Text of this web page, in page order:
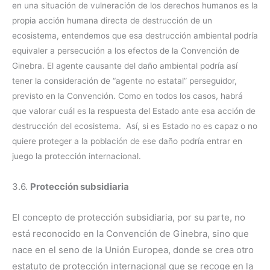
en una situación de vulneración de los derechos humanos es la
propia acción humana directa de destrucción de un
ecosistema, entendemos que esa destrucción ambiental podría
equivaler a persecución a los efectos de la Convención de
Ginebra. El agente causante del daño ambiental podría así
tener la consideración de “agente no estatal” perseguidor,
previsto en la Convención. Como en todos los casos, habrá
que valorar cuál es la respuesta del Estado ante esa acción de
destrucción del ecosistema. Así, si es Estado no es capaz o no
quiere proteger a la población de ese daño podría entrar en
juego la protección internacional.
3.6. Protección subsidiaria
El concepto de protección subsidiaria, por su parte, no
está reconocido en la Convención de Ginebra, sino que
nace en el seno de la Unión Europea, donde se crea otro
estatuto de protección internacional que se recoge en la